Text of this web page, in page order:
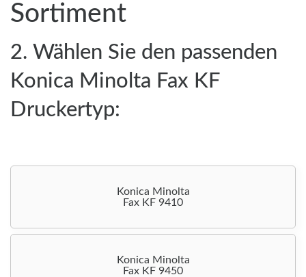
Sortiment
2. Wählen Sie den passenden
Konica Minolta Fax KF
Druckertyp:
Konica Minolta
Fax KF 9410
Konica Minolta
Fax KF 9450